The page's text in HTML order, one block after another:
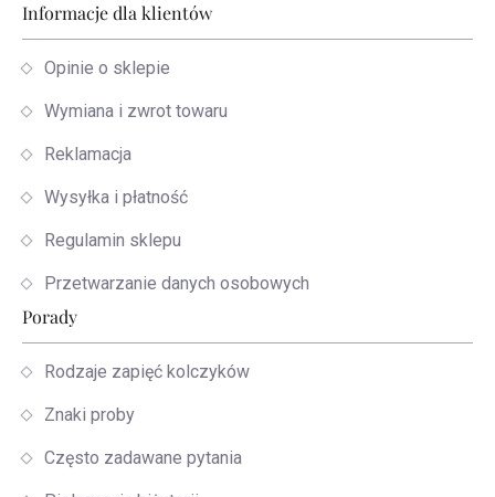
Informacje dla klientów
Opinie o sklepie
Wymiana i zwrot towaru
Reklamacja
Wysyłka i płatność
Regulamin sklepu
Przetwarzanie danych osobowych
Porady
Rodzaje zapięć kolczyków
Znaki proby
Często zadawane pytania